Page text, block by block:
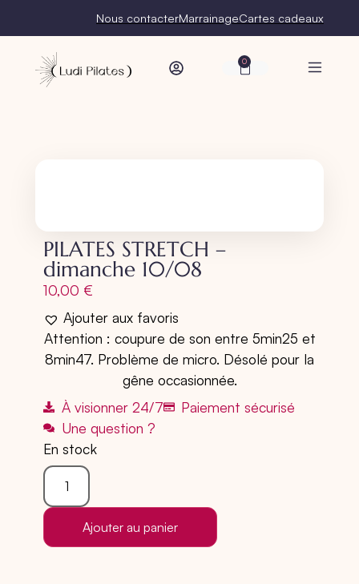
Nous contacterMarrainageCartes cadeaux
0
PILATES STRETCH –
dimanche 10/08
10,00 €
Ajouter aux favoris
Attention : coupure de son entre 5min25 et
8min47. Problème de micro. Désolé pour la
gêne occasionnée.
À visionner 24/7
Paiement sécurisé
Une question ?
En stock
Ajouter au panier